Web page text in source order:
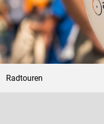
Radtouren